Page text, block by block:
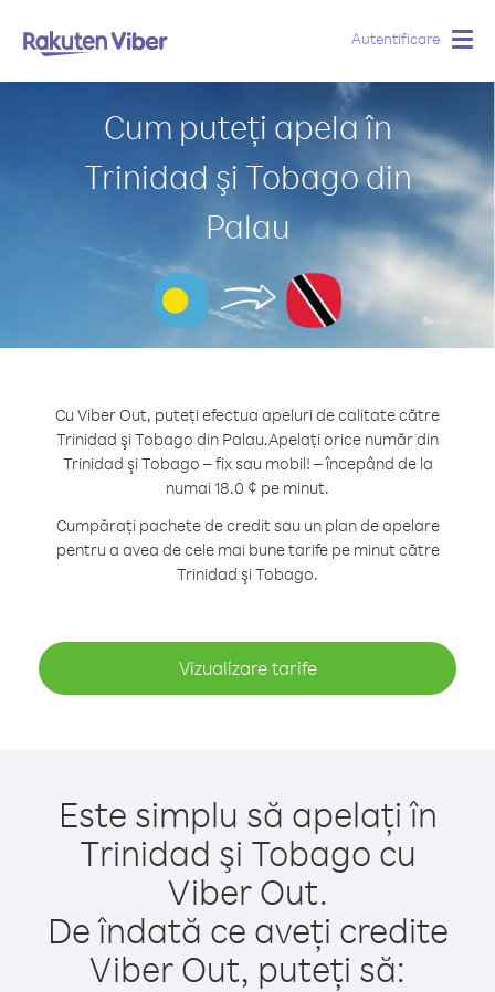
Autentificare
Cum puteți apela în
Trinidad şi Tobago din
Palau
Cu Viber Out, puteți efectua apeluri de calitate către
Trinidad şi Tobago din Palau.Apelați orice număr din
Trinidad şi Tobago – fix sau mobil! – începând de la
numai 18.0 ¢ pe minut.
Cumpărați pachete de credit sau un plan de apelare
pentru a avea de cele mai bune tarife pe minut către
Trinidad şi Tobago.
Vizualizare tarife
Este simplu să apelați în
Trinidad şi Tobago cu
Viber Out.
De îndată ce aveți credite
Viber Out, puteți să: